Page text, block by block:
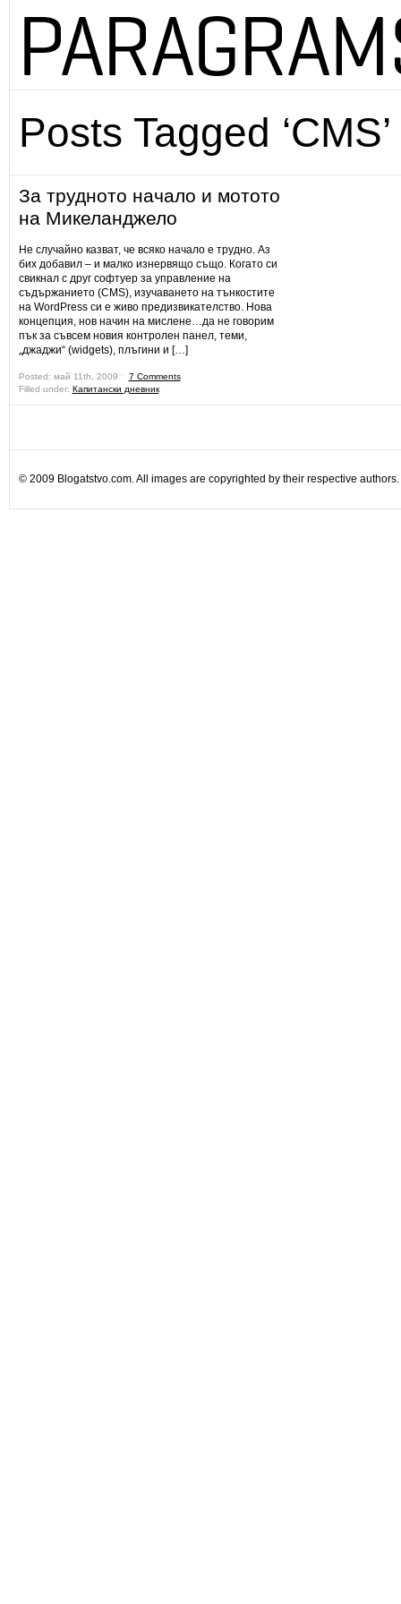
Posts Tagged ‘CMS’
За трудното начало и мотото
на Микеланджело
Не случайно казват, че всяко начало е трудно. Аз
бих добавил – и малко изнервящо също. Когато си
свикнал с друг софтуер за управление на
съдържанието (CMS), изучаването на тънкостите
на WordPress си е живо предизвикателство. Нова
концепция, нов начин на мислене…да не говорим
пък за съвсем новия контролен панел, теми,
„джаджи“ (widgets), плъгини и […]
Posted: май 11th, 2009 ˑ 7 Comments
Filled under: Капитански дневник
© 2009 Blogatstvo.com. All images are copyrighted by their respective authors.